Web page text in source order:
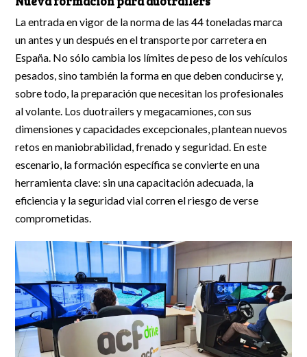
La entrada en vigor de la norma de las 44 toneladas marca
un antes y un después en el transporte por carretera en
España. No sólo cambia los límites de peso de los vehículos
pesados, sino también la forma en que deben conducirse y,
sobre todo, la preparación que necesitan los profesionales
al volante. Los duotrailers y megacamiones, con sus
dimensiones y capacidades excepcionales, plantean nuevos
retos en maniobrabilidad, frenado y seguridad. En este
escenario, la formación específica se convierte en una
herramienta clave: sin una capacitación adecuada, la
eficiencia y la seguridad vial corren el riesgo de verse
comprometidas.